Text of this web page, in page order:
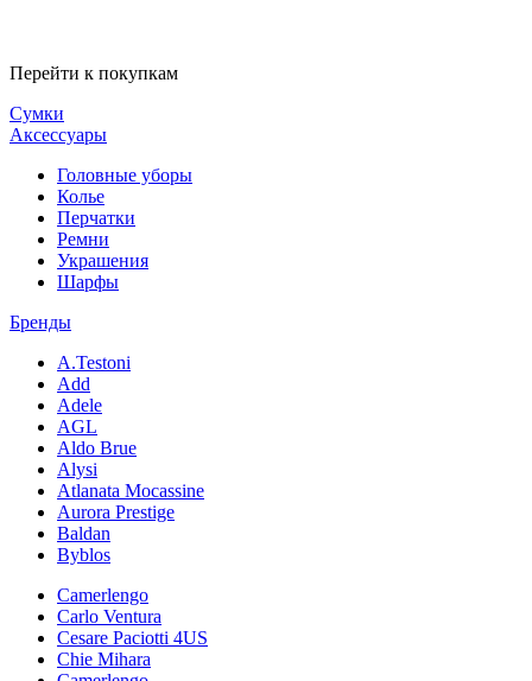
Перейти к покупкам
Сумки
Аксессуары
Головные уборы
Колье
Перчатки
Ремни
Украшения
Шарфы
Бренды
A.Testoni
Add
Adele
AGL
Aldo Brue
Alysi
Atlanata Mocassine
Aurora Prestige
Baldan
Byblos
Camerlengo
Carlo Ventura
Cesare Paciotti 4US
Chie Mihara